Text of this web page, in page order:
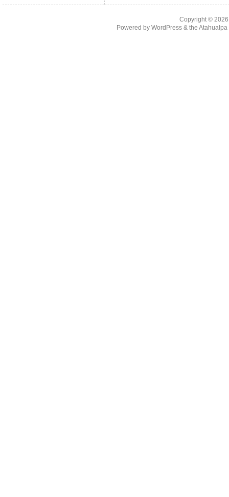
Copyright ©
Powered by WordPress& the Atahualpa